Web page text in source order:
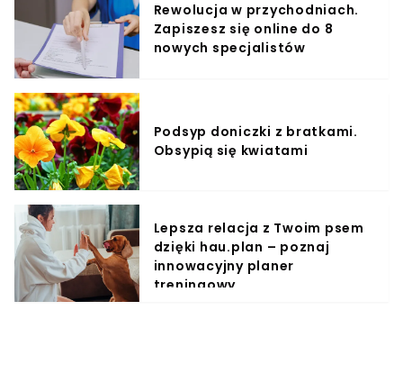
Rewolucja w przychodniach.
Zapiszesz się online do 8
nowych specjalistów
Podsyp doniczki z bratkami.
Obsypią się kwiatami
Lepsza relacja z Twoim psem
dzięki hau.plan – poznaj
innowacyjny planer
treningowy